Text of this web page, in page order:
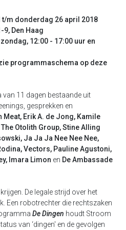
t/m donderdag 26 april 2018
Den Haag
12:00 - 17:00 uur en
programmaschema op deze
11 dagen bestaande uit
gesprekken en
Meat, Erik A. de Jong, Kamile
Otolith Group, Stine Alling
Ja Ja Ja Nee Nee Nee,
Vectors, Pauline Agustoni,
Imara Limon en De Ambassade
De legale strijd over het
Een robotrechter die rechtszaken
De Dingen houdt Stroom
van ‘dingen' en de gevolgen